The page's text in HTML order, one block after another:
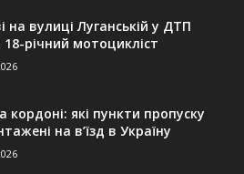
на вулиці Луганській у ДТП
18-річний мотоцикліст
кордоні: які пункти пропуску
на в’їзд в Україну